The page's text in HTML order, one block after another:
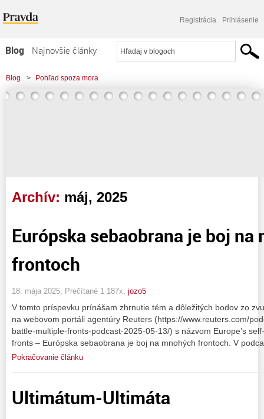
Registrácia Prihlásenie
Blog
Najnovšie články
Najčítanejšie články
Najkomentovanejšie články
Blog > Pohľad spoza mora
Archív: máj, 2025
Európska sebaobrana je boj na
frontoch
18. mája 2025, Prečítané 1 187x, jozo5
V tomto príspevku prínášam zhrnutie tém a dôležitých bodov zo
na webovom portáli agentúry Reuters (https://www.reuters.com/
battle-multiple-fronts-podcast-2025-05-13/) s názvom Europe’s
fronts – Európska sebaobrana je boj na mnohých frontoch. V
Pokračovanie článku
Ultimátum-Ultimáta